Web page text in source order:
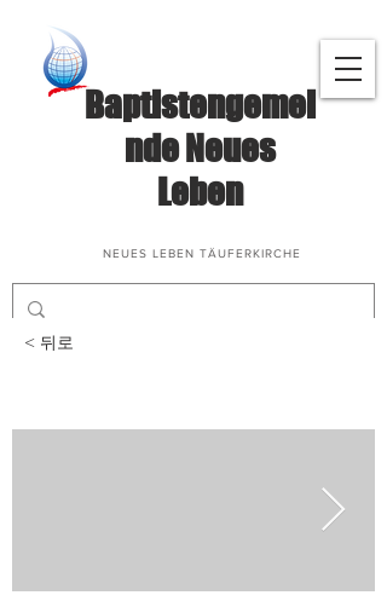
Baptistengemei
nde Neues
Leben
NEUES LEBEN TÄUFERKIRCHE
< 뒤로